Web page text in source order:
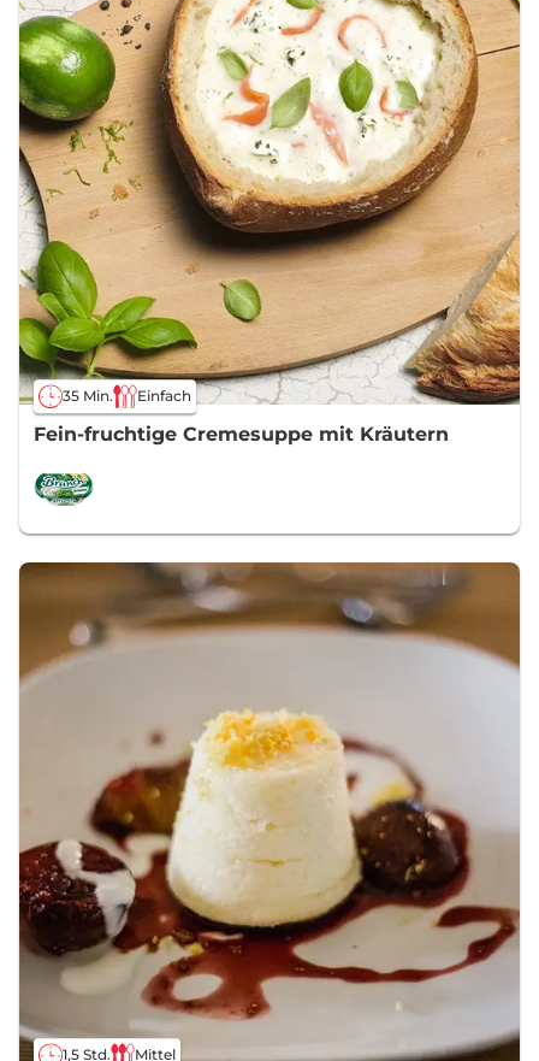
35 Min. Einfach
Fein-fruchtige Cremesuppe mit Kräutern
1,5 Std. Mittel